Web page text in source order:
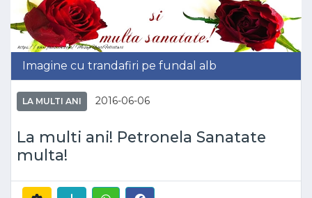
Imagine cu trandafiri pe fundal alb
LA MULTI ANI 2016-06-06
La multi ani! Petronela Sanatate
multa!